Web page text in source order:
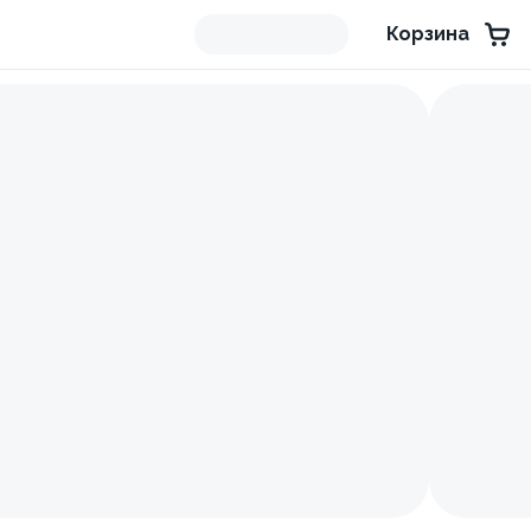
Корзина